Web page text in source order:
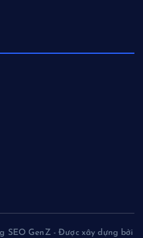
GenZ - Được xây dựng bởi